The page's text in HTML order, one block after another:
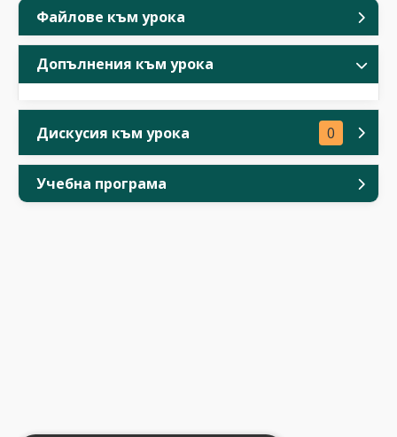
Файлове към урока
Допълнения към урока
Дискусия към урока 0
Учебна програма